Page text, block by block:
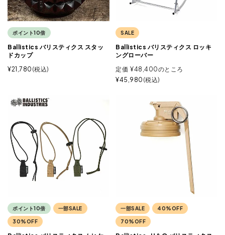
ポイント10倍
Ballistics バリスティクス スタッ
ドカップ
¥21,780 税込
SALE
Ballistics バリスティクス ロッキ
ングローバー
定価 ¥48,400のところ
¥45,980 税込
ポイント10倍 一部SALE
30%OFF
一部SALE 40%OFF
70%OFF